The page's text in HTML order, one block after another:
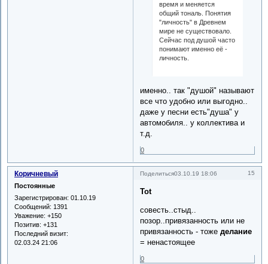
время и меняется
общий тональ. Понятия
"личность" в Древнем
мире не существовало.
Сейчас под душой часто
понимают именно её -
личность.
именно.. так "душой" называют
все что удобно или выгодно..
даже у песни есть"душа" у
автомобиля.. у коллектива и
т.д.
0
Поделиться 15
03.10.19 18:06
Коричневый
Постоянные
Зарегистрирован: 01.10.19
Сообщений: 1391
Уважение: +150
Позитив: +131
Последний визит:
02.03.24 21:06
Tot
совесть..стыд..
позор..привязанность или не
привязанность - тожеделание
= ненастоящее
0